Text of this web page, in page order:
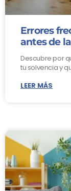
Errores
antes de
Descubre por
tu solvencia y
LEER MÁS